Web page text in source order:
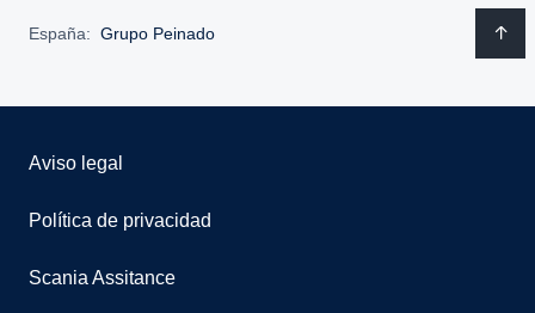
España: Grupo Peinado
Aviso legal
Política de privacidad
Scania Assitance